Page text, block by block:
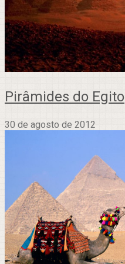
Pirâmides do Egito
30 de agosto de 2012